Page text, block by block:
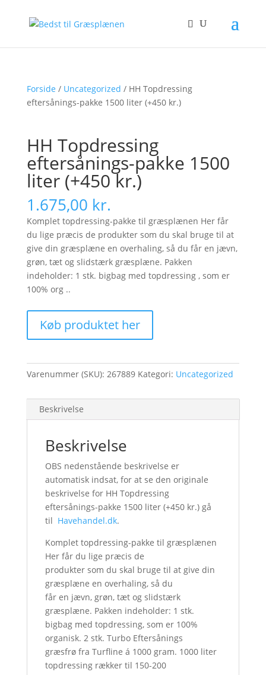
Forside / Uncategorized / HH Topdressing
eftersånings-pakke 1500 liter (+450 kr.)
HH Topdressing
eftersånings-pakke 1500
liter (+450 kr.)
1.675,00 kr.
Komplet topdressing-pakke til græsplænen Her får
du lige præcis de produkter som du skal bruge til at
give din græsplæne en overhaling, så du får en jævn,
grøn, tæt og slidstærk græsplæne. Pakken
indeholder: 1 stk. bigbag med topdressing , som er
100% org ..
Køb produktet her
Varenummer (SKU): 267889 Kategori: Uncategorized
Beskrivelse
Beskrivelse
OBS nedenstående beskrivelse er
automatisk indsat, for at se den originale
beskrivelse for HH Topdressing
eftersånings-pakke 1500 liter (+450 kr.) gå
til Havehandel.dk.
Komplet topdressing-pakke til græsplænen
Her får du lige præcis de
produkter som du skal bruge til at give din
græsplæne en overhaling, så du
får en jævn, grøn, tæt og slidstærk
græsplæne. Pakken indeholder: 1 stk.
bigbag med topdressing, som er 100%
organisk. 2 stk. Turbo Eftersånings
græsfrø fra Turfline á 1000 gram. 1000 liter
topdressing rækker til 150-200